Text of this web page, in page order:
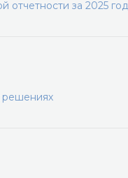
отчетности за 2025
решениях